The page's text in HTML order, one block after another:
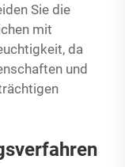
Sie die
mit
da
und